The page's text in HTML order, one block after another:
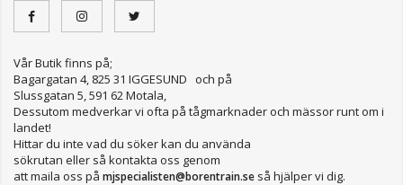
Vår Butik finns på;
Bagargatan 4, 825 31 IGGESUND och på
Slussgatan 5, 591 62 Motala,
Dessutom medverkar vi ofta på tågmarknader och mässor runt om i
landet!
Hittar du inte vad du söker kan du använda
sökrutan eller så kontakta oss genom
att maila oss på mjspecialisten@borentrain.se så hjälper vi dig.